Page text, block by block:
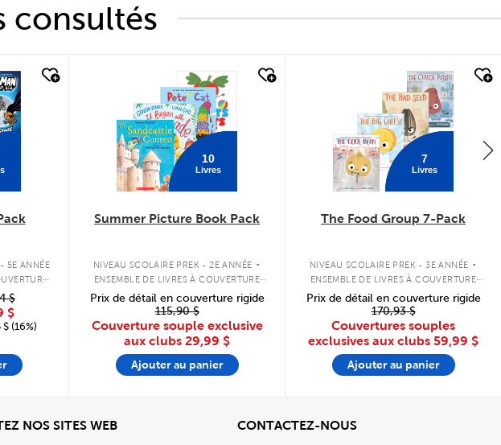
consultés
5E ANNÉE
$
$
(16%)
10
Livres
Summer Picture Book Pack
NIVEAU SCOLAIRE PREK - 2E ANNÉE .
ENSEMBLE DE LIVRES À COUVERTURE
Prix de détail en couverture rigide
115,90 $
Couverture souple exclusive
aux clubs 29,99 $
Ajouter au panier
7
Livres
The Food Group 7-Pack
NIVEAU SCOLAIRE PREK - 3E ANNÉE .
ENSEMBLE DE LIVRES À COUVERTURE
Prix de détail en couverture rigide
170,93 $
Couvertures souples
exclusives aux clubs 59,99 $
Ajouter au panier
NOS SITES WEBAfficher CONTACTEZ-NOUSView